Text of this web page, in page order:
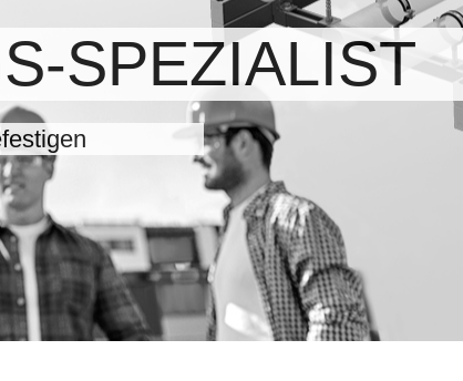
SPEZIALIST